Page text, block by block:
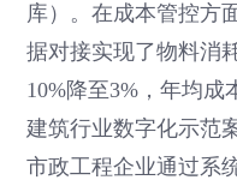
库）。在成本管控方
据对接实现了物料消
10%降至3%，年均
建筑行业数字化示范
市政工程企业通过系